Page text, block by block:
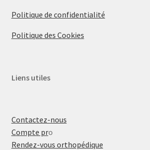
Politique de confidentialité
Politique des Cookies
Liens utiles
Contactez-nous
Compte pro
Rendez-vous orthopédique